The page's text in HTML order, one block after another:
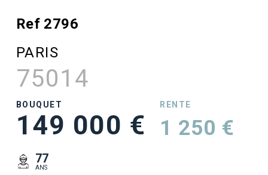
Ref 2796
PARIS
75014
BOUQUET
149 000 €
RENTE
1 250 €
77
ANS